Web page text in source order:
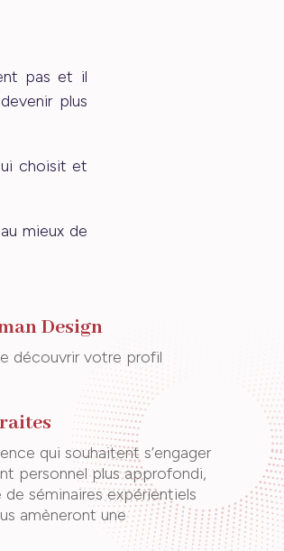
pas et il
plus
choisit et
mieux de
Design
découvrir votre profil
qui souhaitent s’engager
personnel plus approfondi,
séminaires expérientiels
amèneront une